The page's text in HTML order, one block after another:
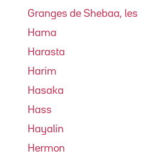
Granges de Shebaa, les
Hama
Harasta
Harim
Hasaka
Hass
Hayalin
Hermon